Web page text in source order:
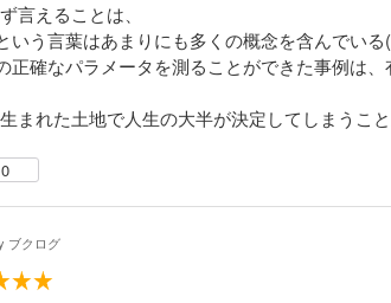
言えることは、
いう言葉はあまりにも多くの概念を含んでい
正確なパラメータを測ることができた事例は、
まれた土地で人生の大半が決定してしまうこ
0
ブクログ